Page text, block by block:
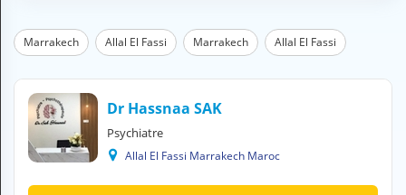
V
Marrakech Allal El Fassi Marrakech Allal El Fassi
Dr Hassnaa SAK
Psychiatre
Allal El Fassi Marrakech Maroc